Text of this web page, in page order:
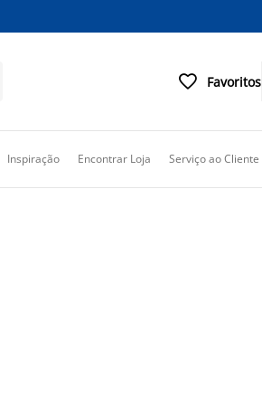
 Favoritos
Inspiração Encontrar Loja Serviço ao Cliente